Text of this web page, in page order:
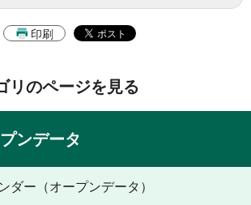
印刷
リのページを見る
ンデータ
ダー（オープンデータ）